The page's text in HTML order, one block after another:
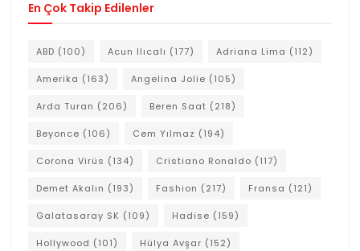
En Çok Takip Edilenler
ABD (100) Acun Ilıcalı (177) Adriana Lima (112)
Amerika (163) Angelina Jolie (105)
Arda Turan (206) Beren Saat (218)
Beyonce (106) Cem Yılmaz (194)
Corona Virüs (134) Cristiano Ronaldo (117)
Demet Akalın (193) Fashion (217) Fransa (121)
Galatasaray SK (109) Hadise (159)
Hollywood (101) Hülya Avşar (152)